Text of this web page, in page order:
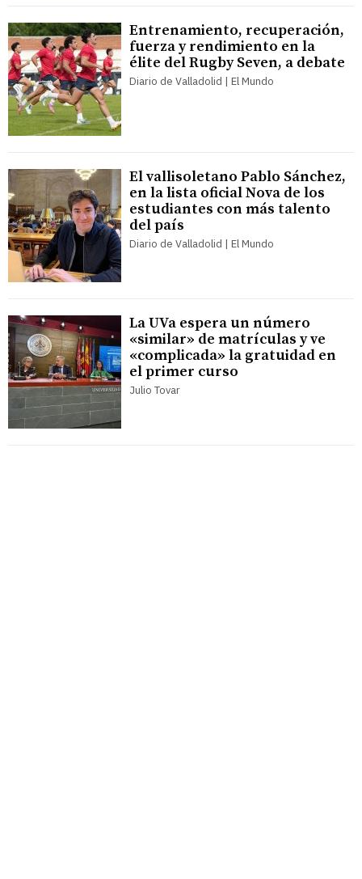
Entrenamiento, recuperación,
fuerza y rendimiento en la
élite del Rugby Seven, a debate
Diario de Valladolid | El Mundo
El vallisoletano Pablo Sánchez,
en la lista oficial Nova de los
estudiantes con más talento
del país
Diario de Valladolid | El Mundo
La UVa espera un número
«similar» de matrículas y ve
«complicada» la gratuidad en
el primer curso
Julio Tovar